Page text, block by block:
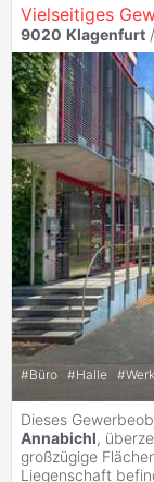
9020 Klagenfurt
#Büro #Halle #
Dieses
Annabichl,
großzügige
Liegenschaft